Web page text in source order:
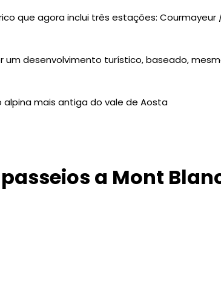
que agora inclui três estações: Courmayeur
um desenvolvimento turístico, baseado,
mais antiga do vale de Aosta
a Mont